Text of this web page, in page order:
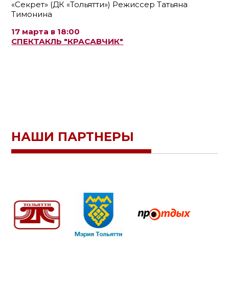
«Секрет» (ДК «Тольятти») Режиссер Татьяна
Тимонина
17 марта в 18:00
СПЕКТАКЛЬ "КРАСАВЧИК"
НАШИ ПАРТНЕРЫ